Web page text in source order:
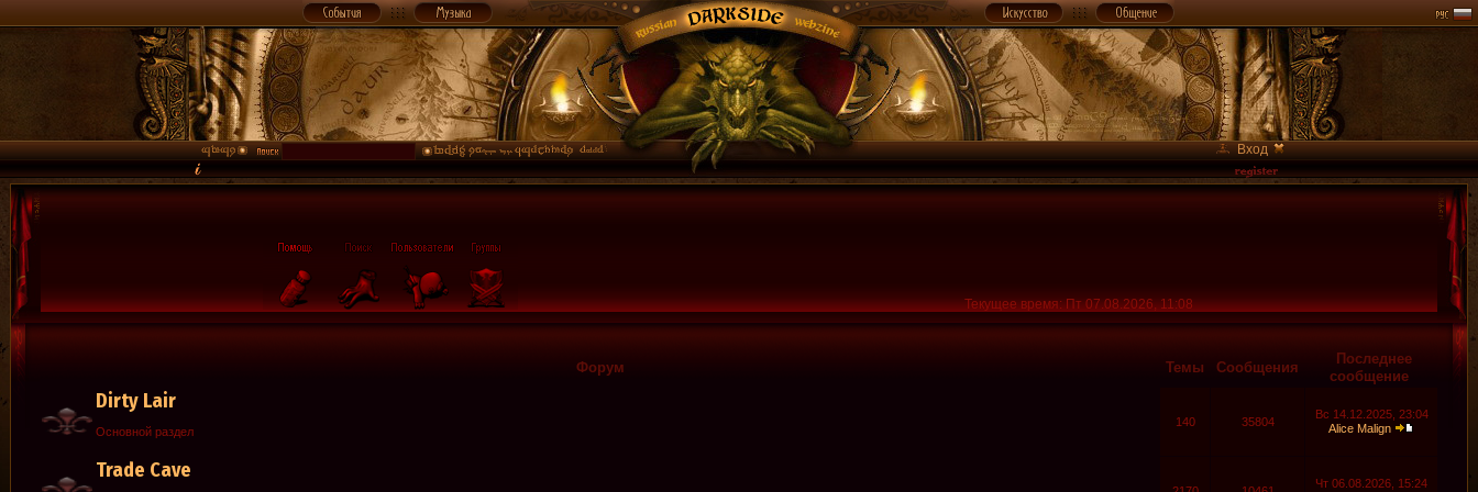
Вход
Текущее время: Пт 07.08.2026, 11:08
Форум Темы Сообщения
Последнее
сообщение
Dirty Lair
Основной раздел
140 35804
Вс 14.12.2025, 23:04
Alice Malign
Trade Cave
Чт 06.08.2026, 15:24